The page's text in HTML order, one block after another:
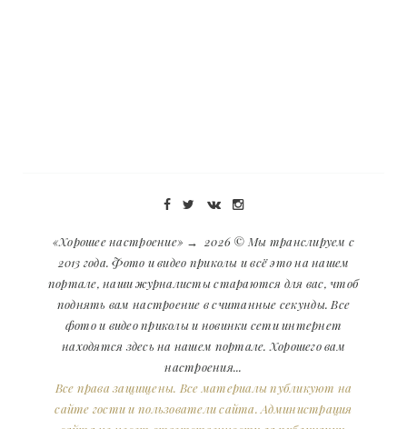
«Хорошее настроение» → 2026 © Мы транслируем с
2013 года. Фото и видео приколы и всё это на нашем
портале, наши журналисты стараются для вас, чтоб
поднять вам настроение в считанные секунды. Все
фото и видео приколы и новинки сети интернет
находятся здесь на нашем портале. Хорошего вам
настроения...
Все права защищены. Все материалы публикуют на
сайте гости и пользователи сайта. Администрация